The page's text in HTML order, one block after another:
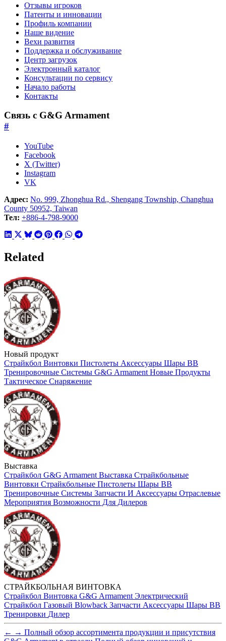
Отзывы игроков
Патенты и инновации
Профиль компании
Наше видение
Вехи развития
Поддержка и обслуживание
Центр загрузок
Электронный каталог
Консультации по сервису
Начало работы
Контакты
Связь с G&G Armament
#
YouTube
Facebook
X (Twitter)
Instagram
VK
Адрес: No. 999, Zhonghua Rd., Shengang Township, Changhua
County 50952, Taiwan
Тел: +886-4-798-9000
Related
Новый продукт
Страйкбол Винтовки Пистолеты Аксессуары Шары BB
Тренировочные Системы G&G Armament Новые Продукты
Тактическое Снаряжение
Выставка
Страйкбол G&G Armament Выставка Страйкбольные
Винтовки Страйкбольные Пистолеты Шары BB
Тренировочные Системы Запчасти И Аксессуары Отраслевые
Мероприятия Возможности Для Дилеров
СТРАЙКБОЛЬНАЯ ВИНТОВКА
Страйкбол Винтовка G&G Armament Электрический
Страйкбол Газовый Blowback Запчасти Аксессуары Шары BB
Тренировки Дилер
← → Полный обзор ассортимента продукции и присутствия